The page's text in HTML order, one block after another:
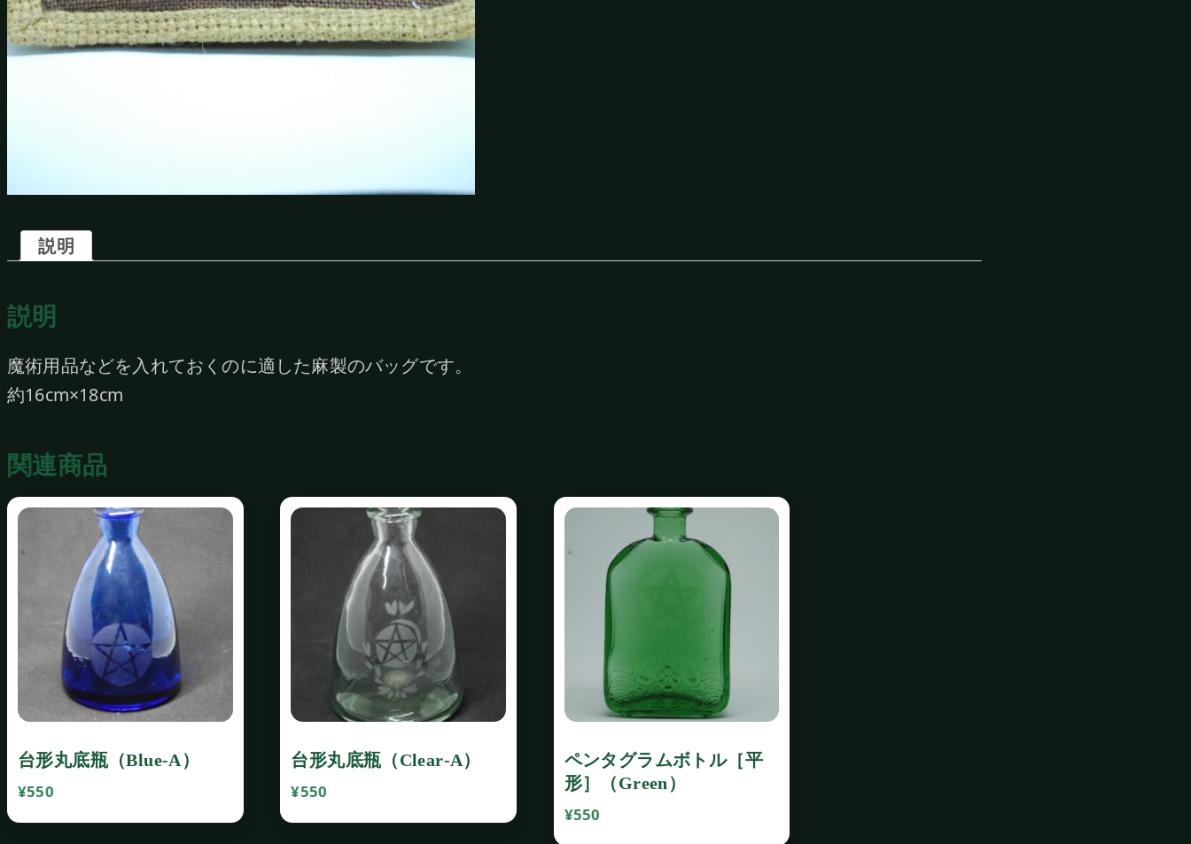
説明
説明
魔術用品などを入れておくのに適した麻製のバッグです。
約16cm×18cm
関連商品
台形丸底瓶（Blue‐A）
¥550
台形丸底瓶（Clear‐A）
¥550
ペンタグラムボトル［平
形］（Green）
¥550